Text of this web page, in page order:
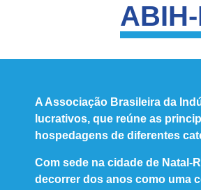
A Associação Brasileira da
lucrativos, que reúne as
hospedagens de diferentes
Com sede na cidade de Natal-
decorrer dos anos como uma